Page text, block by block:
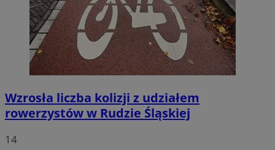
Wzrosła liczba kolizji z udziałem
rowerzystów w Rudzie Śląskiej
14